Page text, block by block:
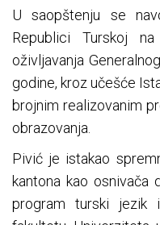
U saopštenju se
Republici Turskoj
oživljavanja
godine, kroz učešće
brojnim realizovanim
obrazovanja.
Pivić je istakao
kantona kao osnivača
program turski jezik